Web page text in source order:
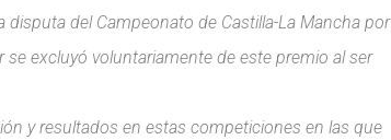
del Campeonato de Castilla-La Mancha por
excluyó voluntariamente de este premio al ser
y resultados en estas competiciones en las que